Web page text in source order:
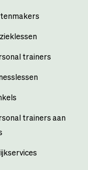
trainers
trainers aan